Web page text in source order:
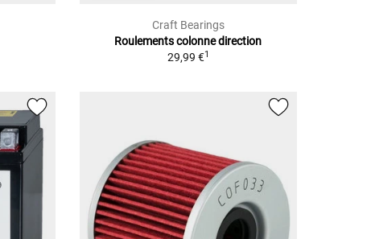
Craft Bearings
Roulements colonne direction
29,99 €1